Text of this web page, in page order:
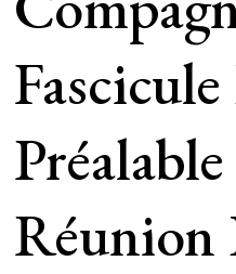
Réunion